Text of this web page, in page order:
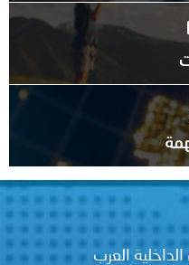
العرب